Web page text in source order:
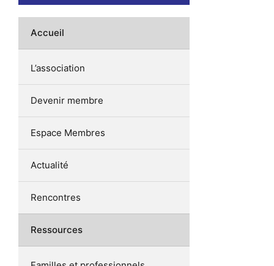
Accueil
L’association
Devenir membre
Espace Membres
Actualité
Rencontres
Ressources